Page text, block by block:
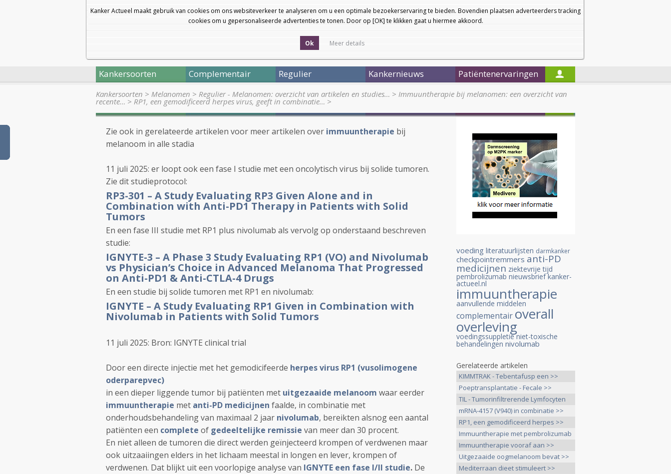
Kanker Actueel maakt gebruik van cookies om ons websiteverkeer te analyseren om u een optimale bezoekerservaring te bieden. Bovendien plaatsen adverteerders tracking
cookies om u gepersonaliseerde advertenties te tonen. Door op [OK] te klikken gaat u hiermee akkoord.
Ok Meer details
a
a
Nieuwsbrief
Startpagina
Kankersoorten Complementair Regulier Kankernieuws Patiëntenervaringen
Kankersoorten > Melanomen > Regulier - Melanomen: overzicht van artikelen en studies… > Immuuntherapie bij melanomen: een overzicht van
recente… > RP1, een gemodificeerd herpes virus, geeft in combinatie… >
Zie ook in gerelateerde artikelen voor meer artikelen over immuuntherapie bij
melanoom in alle stadia
11 juli 2025: er loopt ook een fase I studie met een oncolytisch virus bij solide tumoren.
Zie dit studieprotocol:
RP3-301 – A Study Evaluating RP3 Given Alone and in
Combination with Anti-PD1 Therapy in Patients with Solid
Tumors
En een fase III studie met RP1 plus nivolumab als vervolg op onderstaand beschreven
studie:
IGNYTE-3 – A Phase 3 Study Evaluating RP1 (VO) and Nivolumab
vs Physician’s Choice in Advanced Melanoma That Progressed
on Anti-PD1 & Anti-CTLA-4 Drugs
En een studie bij solide tumoren met RP1 en nivolumab:
IGNYTE – A Study Evaluating RP1 Given in Combination with
Nivolumab in Patients with Solid Tumors
11 juli 2025: Bron: IGNYTE clinical trial
Door een directe injectie met het gemodicifeerde herpes virus RP1 (vusolimogene
oderparepvec)
in een dieper liggende tumor bij patiënten met uitgezaaide melanoom waar eerder
immuuntherapie met anti-PD medicijnen faalde, in combinatie met
onderhoudsbehandeling van maximaal 2 jaar nivolumab, bereikten alsnog een aantal
patiënten een complete of gedeeltelijke remissie van meer dan 30 procent.
En niet alleen de tumoren die direct werden geïnjecteerd krompen of verdwenen maar
ook uitzaaiingen elders in het lichaam meestal in longen en lever, krompen of
verdwenen. Dat blijkt uit een voorlopige analyse van IGNYTE een fase I/II studie. De
voeding literatuurlijsten darmkanker
checkpointremmers anti-PD
medicijnen ziektevrije tijd
pembrolizumab nieuwsbrief kanker-
actueel.nl
immuuntherapie
aanvullende middelen
complementair overall
overleving
voedingssuppletie niet-toxische
behandelingen nivolumab
Gerelateerde artikelen
KIMMTRAK - Tebentafusp een >>
Poeptransplantatie - Fecale >>
TIL - Tumorinfiltrerende Lymfocyten
>>
mRNA-4157 (V940) in combinatie >>
RP1, een gemodificeerd herpes >>
Immuuntherapie met pembrolizumab
>>
Immuuntherapie vooraf aan >>
Uitgezaaide oogmelanoom bevat >>
Mediterraan dieet stimuleert >>